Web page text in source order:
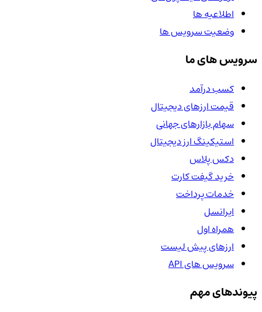
اطلاعیه ها
وضعیت سرویس ها
سرویس های ما
کسب درآمد
قیمت ارزهای دیجیتال
سهام بازارهای جهانی
استیکینگ ارز دیجیتال
دکس پلاس
خرید گیفت کارت
خدمات پرداخت
ایرانسل
همراه اول
ارزهای پیش لیست
سرویس های API
پیوندهای مهم